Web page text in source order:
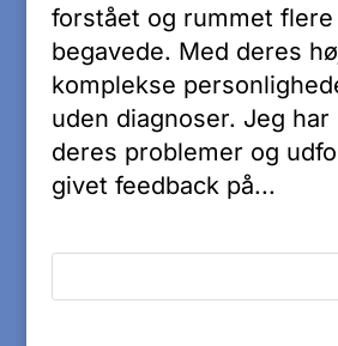
forstået og rummet
begavede. Med deres
komplekse
uden diagnoser. Jeg
deres problemer og
givet feedback på...